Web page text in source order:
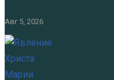
Авг 5, 2026